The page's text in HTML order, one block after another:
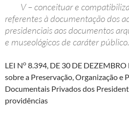
V – conceituar e
referentes à documentação dos
presidenciais aos documentos
e museológicos de caráter público.
LEI No 8.394, DE 30 DE DEZEMBRO
sobre a Preservação, Organização e
Documentais Privados dos
providências